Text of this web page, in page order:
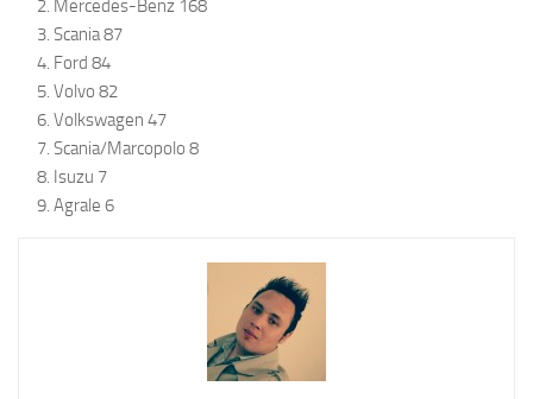
Mercedes-Benz 168
Scania 87
Ford 84
Volvo 82
Volkswagen 47
Scania/Marcopolo 8
Isuzu 7
Agrale 6